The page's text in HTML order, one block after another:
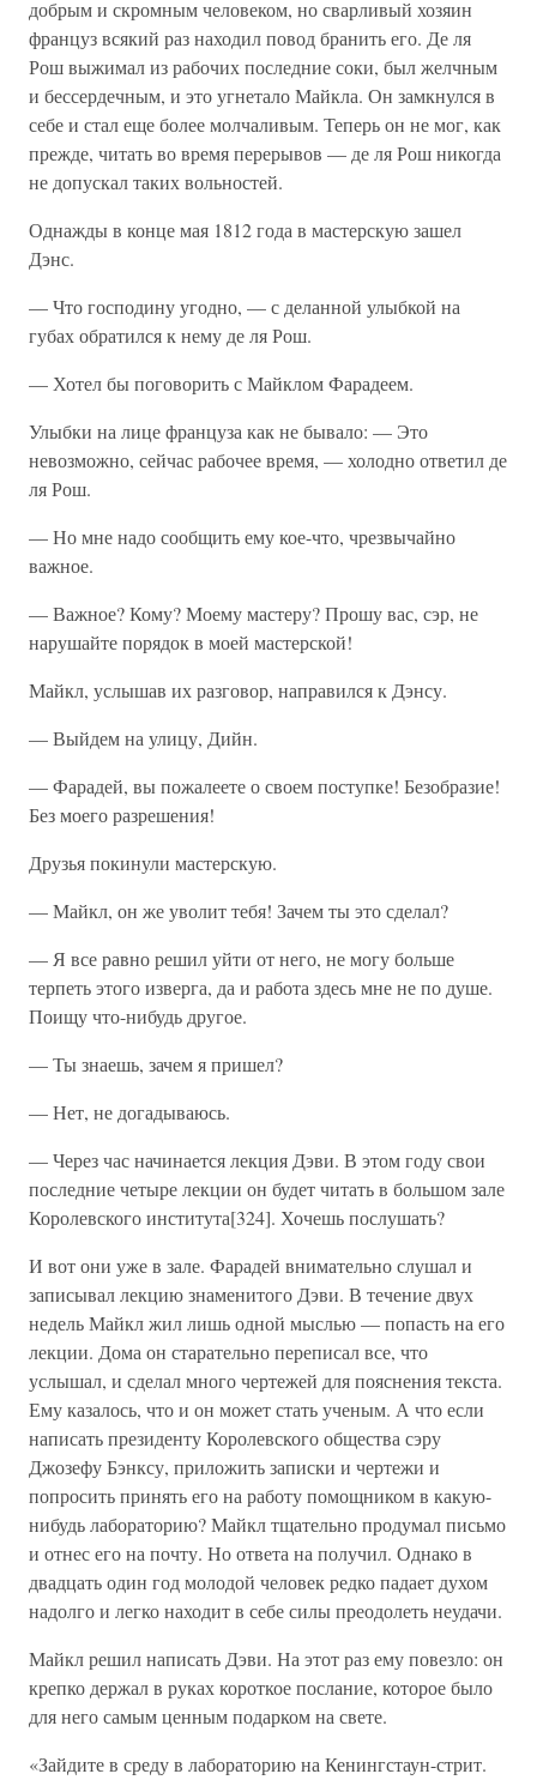
добрым и скромным человеком, но сварливый хозяин
француз всякий раз находил повод бранить его. Де ля
Рош выжимал из рабочих последние соки, был желчным
и бессердечным, и это угнетало Майкла. Он замкнулся в
себе и стал еще более молчаливым. Теперь он не мог, как
прежде, читать во время перерывов — де ля Рош никогда
не допускал таких вольностей.
Однажды в конце мая 1812 года в мастерскую зашел
Дэнс.
— Что господину угодно, — с деланной улыбкой на
губах обратился к нему де ля Рош.
— Хотел бы поговорить с Майклом Фарадеем.
Улыбки на лице француза как не бывало: — Это
невозможно, сейчас рабочее время, — холодно ответил де
ля Рош.
— Но мне надо сообщить ему кое-что, чрезвычайно
важное.
— Важное? Кому? Моему мастеру? Прошу вас, сэр, не
нарушайте порядок в моей мастерской!
Майкл, услышав их разговор, направился к Дэнсу.
— Выйдем на улицу, Дийн.
— Фарадей, вы пожалеете о своем поступке! Безобразие!
Без моего разрешения!
Друзья покинули мастерскую.
— Майкл, он же уволит тебя! Зачем ты это сделал?
— Я все равно решил уйти от него, не могу больше
терпеть этого изверга, да и работа здесь мне не по душе.
Поищу что-нибудь другое.
— Ты знаешь, зачем я пришел?
— Нет, не догадываюсь.
— Через час начинается лекция Дэви. В этом году свои
последние четыре лекции он будет читать в большом зале
Королевского института[324]. Хочешь послушать?
И вот они уже в зале. Фарадей внимательно слушал и
записывал лекцию знаменитого Дэви. В течение двух
недель Майкл жил лишь одной мыслью — попасть на его
лекции. Дома он старательно переписал все, что
услышал, и сделал много чертежей для пояснения текста.
Ему казалось, что и он может стать ученым. А что если
написать президенту Королевского общества сэру
Джозефу Бэнксу, приложить записки и чертежи и
попросить принять его на работу помощником в какую-
нибудь лабораторию? Майкл тщательно продумал письмо
и отнес его на почту. Но ответа на получил. Однако в
двадцать один год молодой человек редко падает духом
надолго и легко находит в себе силы преодолеть неудачи.
Майкл решил написать Дэви. На этот раз ему повезло: он
крепко держал в руках короткое послание, которое было
для него самым ценным подарком на свете.
«Зайдите в среду в лабораторию на Кенингстаун-стрит.